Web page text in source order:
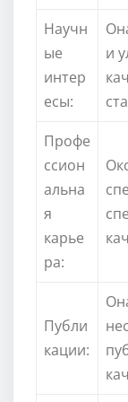
Научн
ые
интер
есы:
и
Профе
ссион
альна
я
карье
ра:
Публи
кации: